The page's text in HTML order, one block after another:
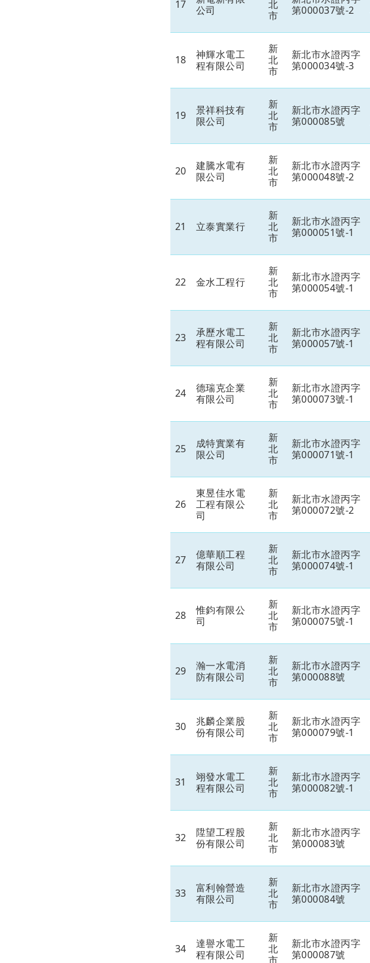
17
公司
北
市
第000037號-2
18
神輝水電工
程有限公司
新
北
市
新北市水證丙字
第000034號-3
19
景祥科技有
限公司
新
北
市
新北市水證丙字
第000085號
20
建騰水電有
限公司
新
北
市
新北市水證丙字
第000048號-2
21 立泰實業行
新
北
市
新北市水證丙字
第000051號-1
22 金水工程行
新
北
市
新北市水證丙字
第000054號-1
23
承歷水電工
程有限公司
新
北
市
新北市水證丙字
第000057號-1
24
德瑞克企業
有限公司
新
北
市
新北市水證丙字
第000073號-1
25
成特實業有
限公司
新
北
市
新北市水證丙字
第000071號-1
26
東昱佳水電
工程有限公
司
新
北
市
新北市水證丙字
第000072號-2
27
億華順工程
有限公司
新
北
市
新北市水證丙字
第000074號-1
28
惟鈞有限公
司
新
北
市
新北市水證丙字
第000075號-1
29
瀚一水電消
防有限公司
新
北
市
新北市水證丙字
第000088號
30
兆麟企業股
份有限公司
新
北
市
新北市水證丙字
第000079號-1
31
翊發水電工
程有限公司
新
北
市
新北市水證丙字
第000082號-1
32
陞望工程股
份有限公司
新
北
市
新北市水證丙字
第000083號
33
富利翰營造
有限公司
新
北
市
新北市水證丙字
第000084號
34
達譽水電工
程有限公司
新
北
新北市水證丙字
第000087號